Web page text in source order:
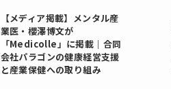
【メディア掲載】メンタル産
業医・櫻澤博文が
「Medicolle」に掲載｜合同
会社パラゴンの健康経営支援
と産業保健への取り組み